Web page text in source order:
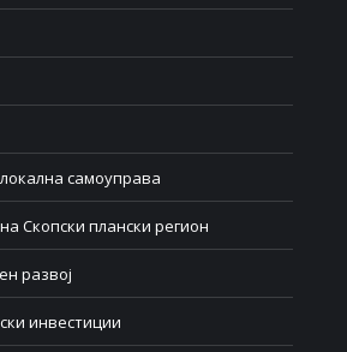
самоуправа
Скопски плански регион
развој
инвестиции